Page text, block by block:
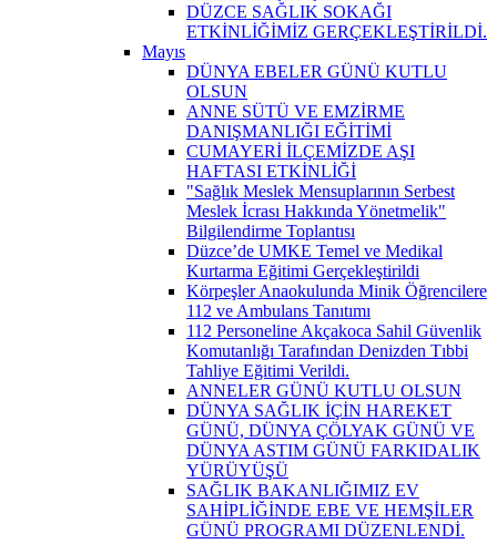
DÜZCE SAĞLIK SOKAĞI
ETKİNLİĞİMİZ GERÇEKLEŞTİRİLDİ.
Mayıs
DÜNYA EBELER GÜNÜ KUTLU
OLSUN
ANNE SÜTÜ VE EMZİRME
DANIŞMANLIĞI EĞİTİMİ
CUMAYERİ İLÇEMİZDE AŞI
HAFTASI ETKİNLİĞİ
"Sağlık Meslek Mensuplarının Serbest
Meslek İcrası Hakkında Yönetmelik"
Bilgilendirme Toplantısı
Düzce’de UMKE Temel ve Medikal
Kurtarma Eğitimi Gerçekleştirildi
Körpeşler Anaokulunda Minik Öğrencilere
112 ve Ambulans Tanıtımı
112 Personeline Akçakoca Sahil Güvenlik
Komutanlığı Tarafından Denizden Tıbbi
Tahliye Eğitimi Verildi.
ANNELER GÜNÜ KUTLU OLSUN
DÜNYA SAĞLIK İÇİN HAREKET
GÜNÜ, DÜNYA ÇÖLYAK GÜNÜ VE
DÜNYA ASTIM GÜNÜ FARKIDALIK
YÜRÜYÜŞÜ
SAĞLIK BAKANLIĞIMIZ EV
SAHİPLİĞİNDE EBE VE HEMŞİLER
GÜNÜ PROGRAMI DÜZENLENDİ.